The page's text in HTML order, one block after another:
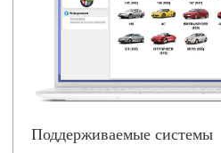
Поддерживаемые системы